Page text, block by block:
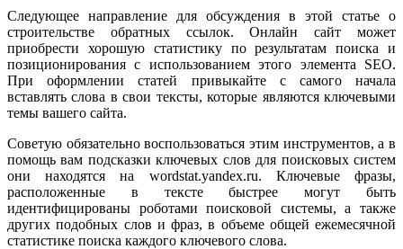
Следующее направление для обсуждения в этой статье о
строительстве обратных ссылок. Онлайн сайт может
приобрести хорошую статистику по результатам поиска и
позиционирования с использованием этого элемента SEO.
При оформлении статей привыкайте с самого начала
вставлять слова в свои тексты, которые являются ключевыми
темы вашего сайта.
Советую обязательно воспользоваться этим инструментов, а в
помощь вам подсказки ключевых слов для поисковых систем
они находятся на wordstat.yandex.ru. Ключевые фразы,
расположенные в тексте быстрее могут быть
идентифицированы роботами поисковой системы, а также
других подобных слов и фраз, в объеме общей ежемесячной
статистике поиска каждого ключевого слова.